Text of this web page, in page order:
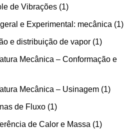
de Vibrações 1
e Experimental: mecânica 1
e distribuição de vapor 1
Mecânica – Conformação e
Mecânica – Usinagem 1
de Fluxo 1
de Calor e Massa 1